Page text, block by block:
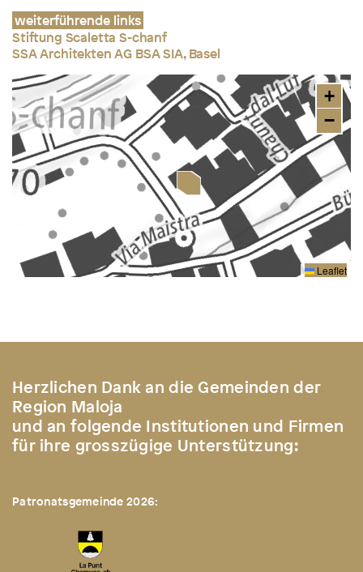
weiterführende links
Stiftung Scaletta S-chanf
SSA Architekten AG BSA SIA, Basel
+
−
Leaflet
Herzlichen Dank an die Gemeinden der
Region Maloja
und an folgende Institutionen und Firmen
für ihre grosszügige Unterstützung:
Patronatsgemeinde 2026: